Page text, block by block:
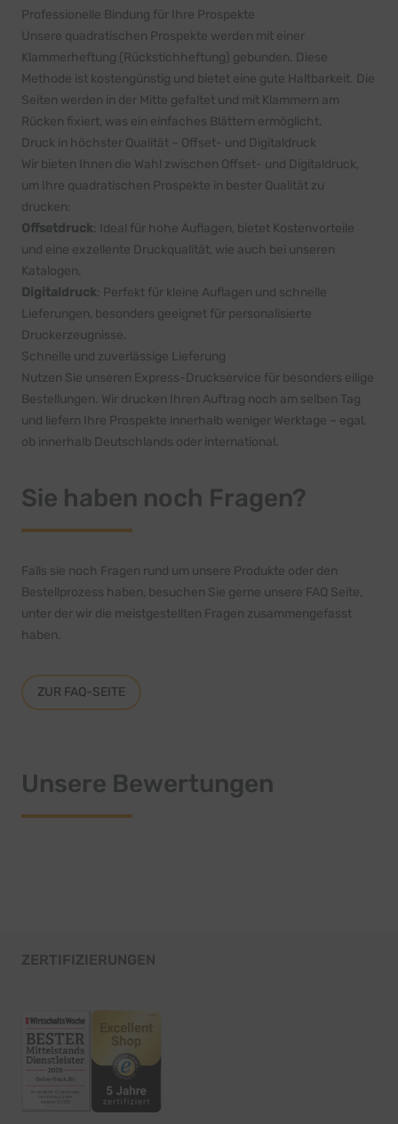
Professionelle Bindung für Ihre Prospekte
Unsere quadratischen Prospekte werden mit einer
Klammerheftung (Rückstichheftung) gebunden. Diese
Methode ist kostengünstig und bietet eine gute Haltbarkeit. Die
Seiten werden in der Mitte gefaltet und mit Klammern am
Rücken fixiert, was ein einfaches Blättern ermöglicht.
Druck in höchster Qualität – Offset- und Digitaldruck
Wir bieten Ihnen die Wahl zwischen Offset- und Digitaldruck,
um Ihre quadratischen Prospekte in bester Qualität zu
drucken:
Offsetdruck: Ideal für hohe Auflagen, bietet Kostenvorteile
und eine exzellente Druckqualität, wie auch bei unseren
Katalogen.
Digitaldruck: Perfekt für kleine Auflagen und schnelle
Lieferungen, besonders geeignet für personalisierte
Druckerzeugnisse.
Schnelle und zuverlässige Lieferung
Nutzen Sie unseren Express-Druckservice für besonders eilige
Bestellungen. Wir drucken Ihren Auftrag noch am selben Tag
und liefern Ihre Prospekte innerhalb weniger Werktage – egal,
ob innerhalb Deutschlands oder international.
Sie haben noch Fragen?
Falls sie noch Fragen rund um unsere Produkte oder den
Bestellprozess haben, besuchen Sie gerne unsere FAQ Seite,
unter der wir die meistgestellten Fragen zusammengefasst
haben.
ZUR FAQ-SEITE
Unsere Bewertungen
ZERTIFIZIERUNGEN